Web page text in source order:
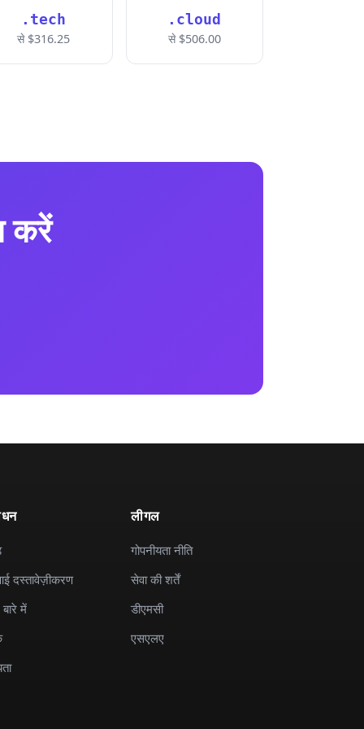
.tech
से $316.25
.cloud
से $506.00
करें
दस्तावेज़ीकरण
में
लीगल
गोपनीयता नीति
सेवा की शर्तें
डीएमसी
एसएलए